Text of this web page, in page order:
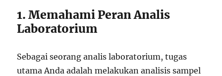
1. Memahami Peran Analis
Laboratorium
Sebagai seorang analis laboratorium, tugas
utama Anda adalah melakukan analisis sampel